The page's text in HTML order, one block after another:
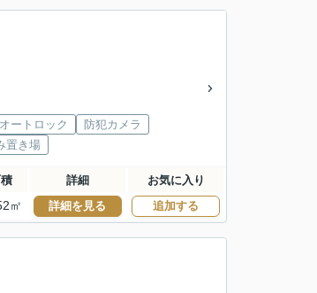
オートロック
防犯カメラ
置き場
詳細 お気に入り
㎡ 詳細を見る 追加する